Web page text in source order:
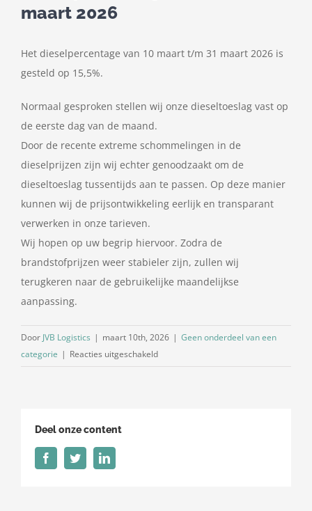
maart 2026
Het dieselpercentage van 10 maart t/m 31 maart 2026 is
gesteld op 15,5%.
Normaal gesproken stellen wij onze dieseltoeslag vast op
de eerste dag van de maand.
Door de recente extreme schommelingen in de
dieselprijzen zijn wij echter genoodzaakt om de
dieseltoeslag tussentijds aan te passen. Op deze manier
kunnen wij de prijsontwikkeling eerlijk en transparant
verwerken in onze tarieven.
Wij hopen op uw begrip hiervoor. Zodra de
brandstofprijzen weer stabieler zijn, zullen wij
terugkeren naar de gebruikelijke maandelijkse
aanpassing.
Door JVB Logistics | maart 10th, 2026 | Geen onderdeel van een
categorie | Reacties uitgeschakeldvoor
Deel onze content
FacebookTwitterLinkedIn